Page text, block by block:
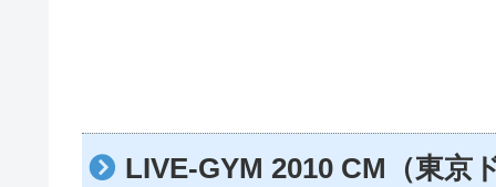
LIVE-GYM 2010 CM（東京